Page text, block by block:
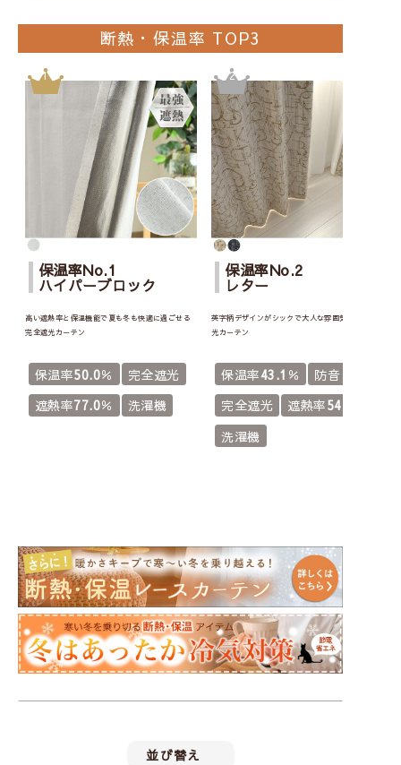
断熱・保温率 TOP3
保温率No.1
ハイパーブロック
高い遮熱率と保温機能で夏も冬も快適に過ごせる
完全遮光カーテン
保温率50.0％
完全遮光
遮熱率77.0％ 洗濯機
保温率No.2
レター
英字柄デザインがシックで大人な雰囲気の完全遮
光カーテン
保温率43.1 ％
防音
完全遮光
遮熱率54.4
洗濯機
並び替え